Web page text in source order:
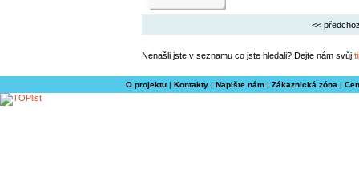
<<
Nenašli jste v seznamu co jste hledali? Dejte nám svůj
O projektu| Kontakty| Napište nám| Zákaznická zóna |